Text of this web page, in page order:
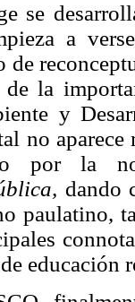
se
a
de
de la
y
no
por la
dando
paulatino,
educación